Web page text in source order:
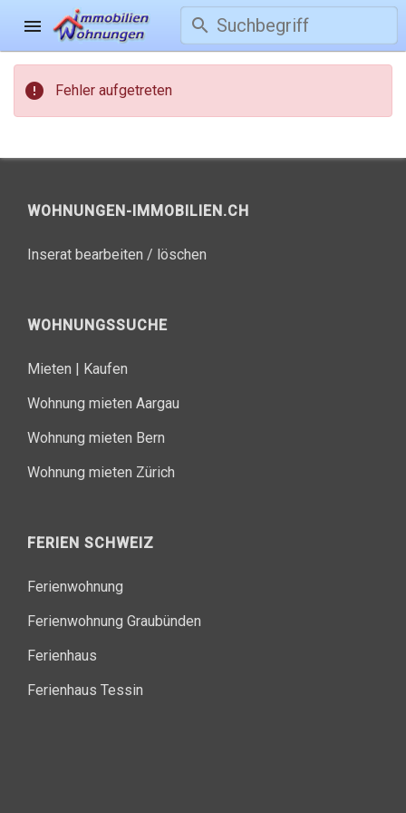
menu search
error Fehler aufgetreten
WOHNUNGEN-IMMOBILIEN.CH
Inserat bearbeiten / löschen
WOHNUNGSSUCHE
Mieten | Kaufen
Wohnung mieten Aargau
Wohnung mieten Bern
Wohnung mieten Zürich
FERIEN SCHWEIZ
Ferienwohnung
Ferienwohnung Graubünden
Ferienhaus
Ferienhaus Tessin